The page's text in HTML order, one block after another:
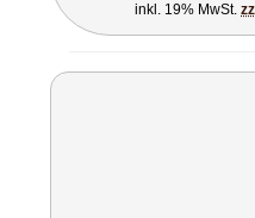
inkl. 19% MwSt.